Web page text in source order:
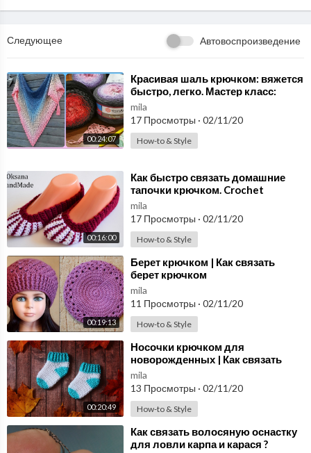
3. Разное
-http://ali.pub/2plb5(Электронный счетчик рядов)
-http://ali.pub/sfi3r(Счетчик рядов механич 2шт)
-http://ali.pub/qez4r(Маркеры пластмассовые)
tube.com/watch?v=pU8H1EAEbRs&feature=youtu.be
Ссылка на часть 3 - https://youtu.be/JZLYb3NlccQ
Схемы находятся в вообществе ВК:https://vk.com/club131720
304
Ссылка на видео мастериц, связавших эту шаль:
https://www.youtube.com/watch?v=t0EwMu0B56Y
dina.nugusheva@gmail.com (ТОЛЬКО по вопросам сотрудниче
Следующее Автовоспроизведение
00:24:07
⁣Красивая шаль крючком: вяжется
быстро, легко. Мастер класс:
вязание крючком для
начинающих. Схема
mila
17 Просмотры · 02/11/20
How-to & Style
00:16:00
⁣Как быстро связать домашние
тапочки крючком. Crochet
Slippers
mila
17 Просмотры · 02/11/20
How-to & Style
00:19:13
⁣Берет крючком | Как связать
берет крючком
mila
11 Просмотры · 02/11/20
How-to & Style
00:20:49
⁣Носочки крючком для
новорожденных | Как связать
носочки крючком
mila
13 Просмотры · 02/11/20
How-to & Style
⁣Как связать волосяную оснастку
для ловли карпа и карася ?